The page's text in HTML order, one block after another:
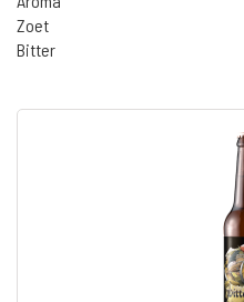
Zoet
Bitter